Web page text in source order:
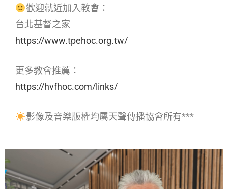
歡迎就近加入教會：
台北基督之家
https://www.tpehoc.org.tw/
更多教會推薦：
https://hvfhoc.com/links/
影像及音樂版權均屬天聲傳播協會所有***